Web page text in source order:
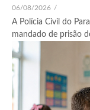
06/08/2026 /
A Polícia Civil do
mandado de prisão